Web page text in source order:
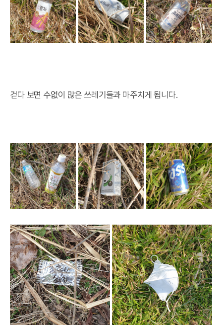
걷다 보면 수없이 많은 쓰레기들과 마주치게 됩니다.